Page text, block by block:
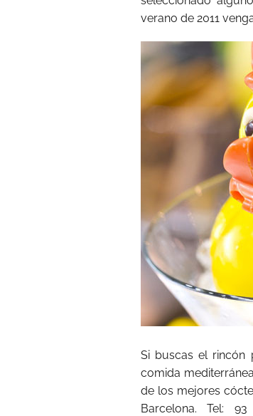
verano de 2011
Si buscas el rincón
comida
de los mejores
Barcelona. Tel: